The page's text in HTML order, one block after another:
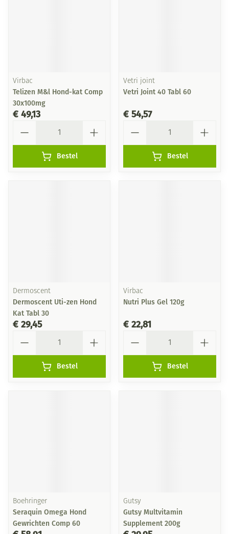
Virbac
Telizen M&l Hond-kat Comp
30x100mg
€ 49,13
Bestel
Vetri joint
Vetri Joint 40 Tabl 60
€ 54,57
Bestel
Dermoscent
Dermoscent Uti-zen Hond
Kat Tabl 30
€ 29,45
Bestel
Virbac
Nutri Plus Gel 120g
€ 22,81
Bestel
Boehringer
Seraquin Omega Hond
Gewrichten Comp 60
Gutsy
Gutsy Multvitamin
Supplement 200g